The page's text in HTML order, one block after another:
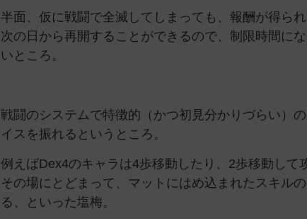
半面、仮に戦闘で全滅してしまっても、報酬が得ら
次の日から再開することができるので、制限時間に
いところ。
戦闘のシステムで特徴的（かつ初見分かりづらい）
イスを振れるというところ。
例えばDex4のキャラは4歩移動したり、2歩移動して
その場にとどまって、マットにはめ込まれたスキル
る、といった塩梅。